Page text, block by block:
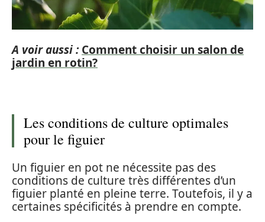
A voir aussi : Comment choisir un salon de
jardin en rotin?
Les conditions de culture optimales
pour le figuier
Un figuier en pot ne nécessite pas des
conditions de culture très différentes d’un
figuier planté en pleine terre. Toutefois, il y a
certaines spécificités à prendre en compte.